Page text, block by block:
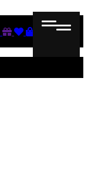
Gutscheine
Wunschliste
Warenkorb